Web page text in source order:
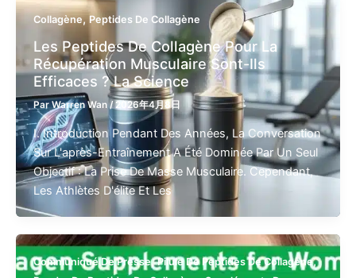
Collagène,Peptides De Collagène
Les Peptides De Collagène Pour La
Récupération Musculaire Sont-Ils
Efficaces ? La Science
ParWarren Wan/2026年4月8日
I. Introduction Pendant Des Années, La Conversation
Sur L'après-Entraînement A Été Dominée Par Un Seul
Objectif : La Prise De Masse Musculaire. Cependant,
Les Athlètes D'élite Et Les
Communiqué De Presse,Pilule De Peptides De Collagène,